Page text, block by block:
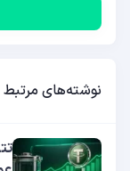
نوشته‌های مرتبط